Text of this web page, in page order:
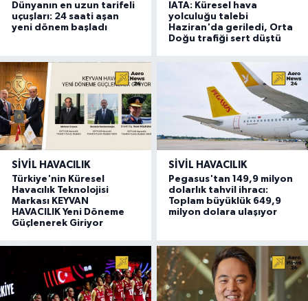
Dünyanın en uzun tarifeli
uçuşları: 24 saati aşan
yeni dönem başladı
IATA: Küresel hava
yolculuğu talebi
Haziran'da geriledi, Orta
Doğu trafiği sert düştü
SIVIL HAVACILIK
Türkiye'nin Küresel
Havacılık Teknolojisi
Markası KEYVAN
HAVACILIK Yeni Döneme
Güçlenerek Giriyor
SIVIL HAVACILIK
Pegasus'tan 149,9 milyon
dolarlık tahvil ihracı:
Toplam büyüklük 649,9
milyon dolara ulaşıyor